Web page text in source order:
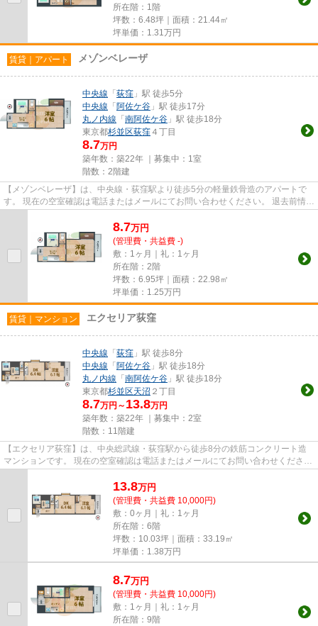
所在階：1階
坪数：6.48坪｜面積：21.44㎡
坪単価： 1.31万円
賃貸｜アパート メゾンベレーザ
中央線 「 荻窪 」駅 徒歩5分
中央線 「 阿佐ケ谷 」駅 徒歩17分
丸ノ内線 「 南阿佐ケ谷 」駅 徒歩18分
東京都杉並区荻窪 ４丁目
8.7万円
築年数：築22年 ｜募集中： 1室
階数：2階建
【メゾンベレーザ】は、中央線・荻窪駅より徒歩5分の軽量鉄骨造のアパートで
す。 現在の空室確認は電話またはメールにてお問い合わせください。 退去前情報
8.7万円
(管理費・共益費 -)
敷：1ヶ月｜礼：1ヶ月
所在階：2階
坪数：6.95坪｜面積：22.98㎡
坪単価： 1.25万円
賃貸｜マンション エクセリア荻窪
中央線 「 荻窪 」駅 徒歩8分
中央線 「 阿佐ケ谷 」駅 徒歩18分
丸ノ内線 「 南阿佐ケ谷 」駅 徒歩18分
東京都杉並区天沼 ２丁目
8.7万円～ 13.8万円
築年数：築22年 ｜募集中： 2室
階数：11階建
【エクセリア荻窪】は、中央総武線・荻窪駅から徒歩8分の鉄筋コンクリート造
マンションです。 現在の空室確認は電話またはメールにてお問い合わせくださ
13.8万円
(管理費・共益費 10,000円)
敷：0ヶ月｜礼：1ヶ月
所在階：6階
坪数：10.03坪｜面積：33.19㎡
坪単価： 1.38万円
8.7万円
(管理費・共益費 10,000円)
敷：1ヶ月｜礼：1ヶ月
所在階：9階